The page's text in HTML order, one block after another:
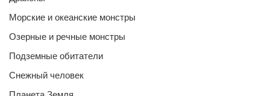
Морские и океанские монстры
Озерные и речные монстры
Подземные обитатели
Снежный человек